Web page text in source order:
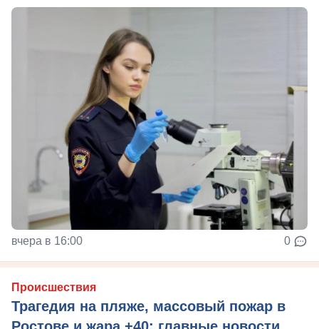
вчера в 16:00 0
Происшествия
Трагедия на пляже, массовый пожар в